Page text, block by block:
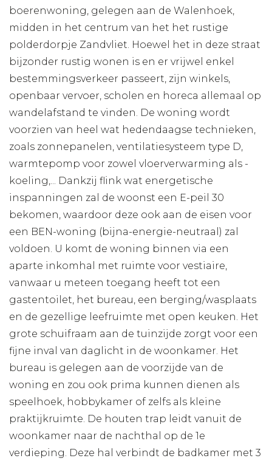
boerenwoning, gelegen aan de Walenhoek,
midden in het centrum van het het rustige
polderdorpje Zandvliet. Hoewel het in deze straat
bijzonder rustig wonen is en er vrijwel enkel
bestemmingsverkeer passeert, zijn winkels,
openbaar vervoer, scholen en horeca allemaal op
wandelafstand te vinden. De woning wordt
voorzien van heel wat hedendaagse technieken,
zoals zonnepanelen, ventilatiesysteem type D,
warmtepomp voor zowel vloerverwarming als -
koeling,... Dankzij flink wat energetische
inspanningen zal de woonst een E-peil 30
bekomen, waardoor deze ook aan de eisen voor
een BEN-woning (bijna-energie-neutraal) zal
voldoen. U komt de woning binnen via een
aparte inkomhal met ruimte voor vestiaire,
vanwaar u meteen toegang heeft tot een
gastentoilet, het bureau, een berging/wasplaats
en de gezellige leefruimte met open keuken. Het
grote schuifraam aan de tuinzijde zorgt voor een
fijne inval van daglicht in de woonkamer. Het
bureau is gelegen aan de voorzijde van de
woning en zou ook prima kunnen dienen als
speelhoek, hobbykamer of zelfs als kleine
praktijkruimte. De houten trap leidt vanuit de
woonkamer naar de nachthal op de 1e
verdieping. Deze hal verbindt de badkamer met 3